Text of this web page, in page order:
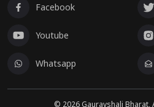
Facebook
Youtube
Whatsapp
© 2026Gauravshali Bharat,